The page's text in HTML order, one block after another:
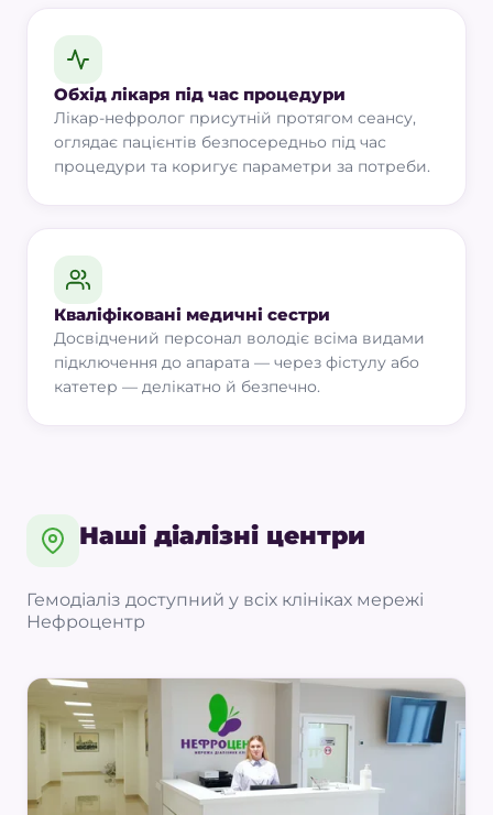
Обхід лікаря під час процедури
Лікар-нефролог присутній протягом сеансу,
оглядає пацієнтів безпосередньо під час
процедури та коригує параметри за потреби.
Кваліфіковані медичні сестри
Досвідчений персонал володіє всіма видами
підключення до апарата — через фістулу або
катетер — делікатно й безпечно.
Наші діалізні центри
Гемодіаліз доступний у всіх клініках мережі
Нефроцентр